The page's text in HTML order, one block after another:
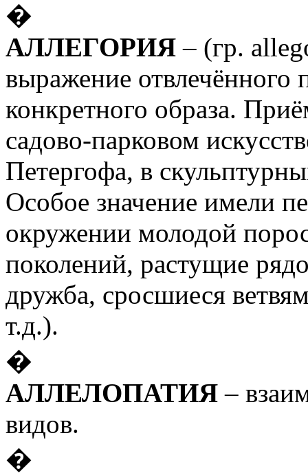
�
АЛЛЕГОРИЯ – (гр.
выражение
конкретного образа.
садово-парковом
Петергофа, в
Особое значение имели
окружении молодой
поколений, растущие
дружба, сросшиеся
т.д.).
�
АЛЛЕЛОПАТИЯ –
видов.
�